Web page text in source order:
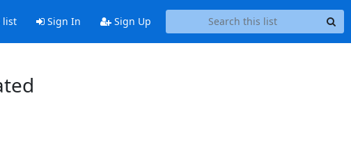
list Sign In Sign Up